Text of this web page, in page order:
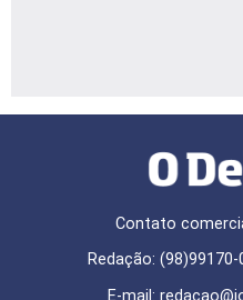
Contato
Redação:
E-mail: